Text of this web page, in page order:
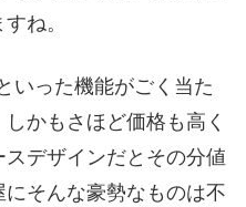
ね。
いった機能がごく当た
かもさほど価格も高く
デザインだとその分値
そんな豪勢なものは不